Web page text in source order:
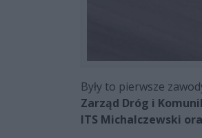
Były to pierwsze
Zarząd Dróg i
ITS Michalczewski